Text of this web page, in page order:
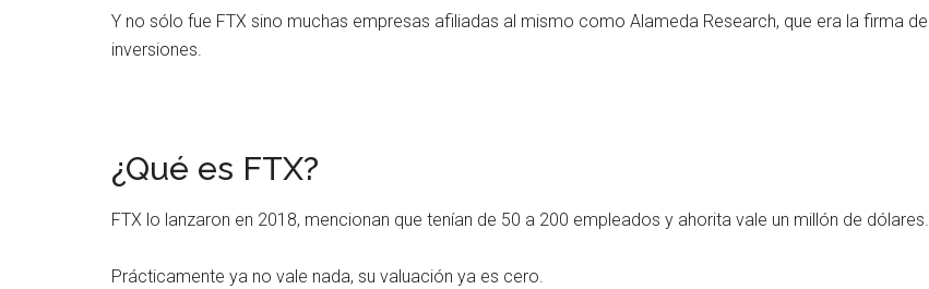
Y no sólo fue FTX sino muchas empresas afiliadas al mismo como Alameda Research, que era la firma de
inversiones.
¿Qué es FTX?
FTX lo lanzaron en 2018, mencionan que tenían de 50 a 200 empleados y ahorita vale un millón de dólares.
Prácticamente ya no vale nada, su valuación ya es cero.